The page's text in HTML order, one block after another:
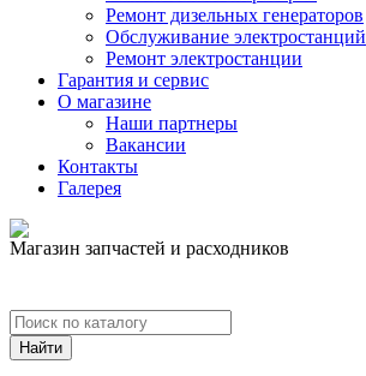
Ремонт дизельных генераторов
Обслуживание электростанций
Ремонт электростанции
Гарантия и сервис
О магазине
Наши партнеры
Вакансии
Контакты
Галерея
Магазин запчастей и расходников